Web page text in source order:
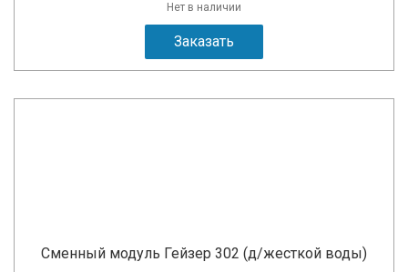
Нет в наличии
Заказать
Сменный модуль Гейзер 302 (д/жесткой воды)